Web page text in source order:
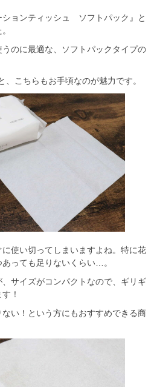
ションティッシュ ソフトパック』と
のに最適な、ソフトパックタイプの
こちらもお手頃なのが魅力です。
使い切ってしまいますよね。特に花
っても足りないくらい…。
サイズがコンパクトなので、ギリギ
！
い！という方にもおすすめできる商